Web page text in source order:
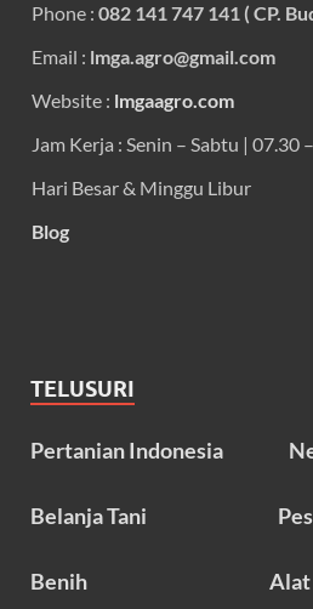
Phone : 082 141 747 141 ( CP.
Email : lmga.agro@gmail.com
Website : lmgaagro.com
Jam Kerja : Senin – Sabtu | 07.30
Hari Besar & Minggu Libur
Blog
TELUSURI
Pertanian Indonesia
Belanja Tani
Benih Alat